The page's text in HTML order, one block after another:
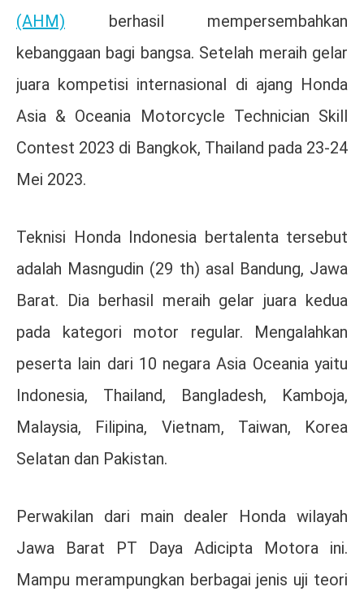
(AHM) berhasil mempersembahkan
kebanggaan bagi bangsa. Setelah meraih gelar
juara kompetisi internasional di ajang Honda
Asia & Oceania Motorcycle Technician Skill
Contest 2023 di Bangkok, Thailand pada 23-24
Mei 2023.
Teknisi Honda Indonesia bertalenta tersebut
adalah Masngudin (29 th) asal Bandung, Jawa
Barat. Dia berhasil meraih gelar juara kedua
pada kategori motor regular. Mengalahkan
peserta lain dari 10 negara Asia Oceania yaitu
Indonesia, Thailand, Bangladesh, Kamboja,
Malaysia, Filipina, Vietnam, Taiwan, Korea
Selatan dan Pakistan.
Perwakilan dari main dealer Honda wilayah
Jawa Barat PT Daya Adicipta Motora ini.
Mampu merampungkan berbagai jenis uji teori